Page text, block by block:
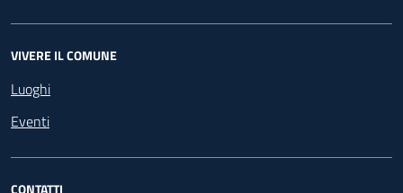
VIVERE IL COMUNE
Luoghi
Eventi
CONTATTI